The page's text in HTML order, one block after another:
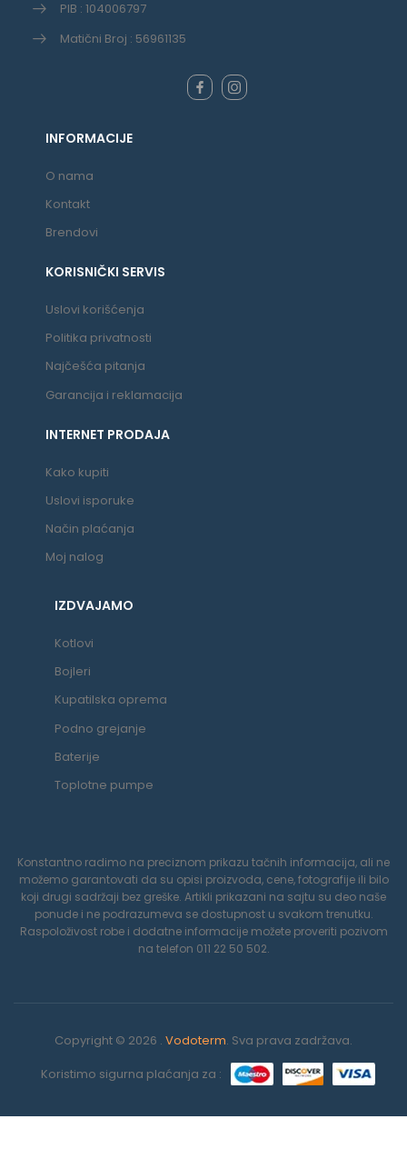
PIB : 104006797
Matični Broj : 56961135
INFORMACIJE
O nama
Kontakt
Brendovi
KORISNIČKI SERVIS
Uslovi korišćenja
Politika privatnosti
Najčešća pitanja
Garancija i reklamacija
INTERNET PRODAJA
Kako kupiti
Uslovi isporuke
Način plaćanja
Moj nalog
IZDVAJAMO
Kotlovi
Bojleri
Kupatilska oprema
Podno grejanje
Baterije
Toplotne pumpe
Konstantno radimo na preciznom prikazu tačnih informacija, ali ne
možemo garantovati da su opisi proizvoda, cene, fotografije ili bilo
koji drugi sadržaji bez greške. Artikli prikazani na sajtu su deo naše
ponude i ne podrazumeva se dostupnost u svakom trenutku.
Raspoloživost robe i dodatne informacije možete proveriti pozivom
na telefon 011 22 50 502.
Copyright © 2026 . Vodoterm. Sva prava zadržava.
Koristimo sigurna plaćanja za :